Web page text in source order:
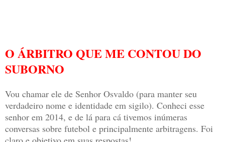
O ÁRBITRO QUE ME CONTOU DO
SUBORNO
Vou chamar ele de Senhor Osvaldo (para manter seu
verdadeiro nome e identidade em sigilo). Conheci esse
senhor em 2014, e de lá para cá tivemos inúmeras
conversas sobre futebol e principalmente arbitragens. Foi